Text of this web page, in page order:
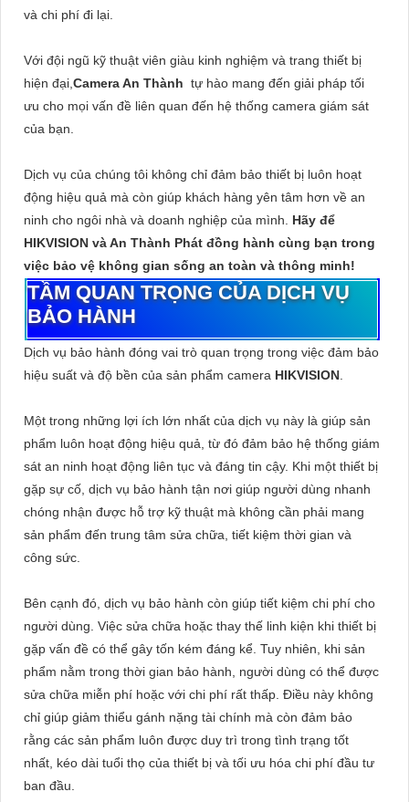
và chi phí đi lại.
Với đội ngũ kỹ thuật viên giàu kinh nghiệm và trang thiết bị
hiện đại, Camera An Thành tự hào mang đến giải pháp tối
ưu cho mọi vấn đề liên quan đến hệ thống camera giám sát
của bạn.
Dịch vụ của chúng tôi không chỉ đảm bảo thiết bị luôn hoạt
động hiệu quả mà còn giúp khách hàng yên tâm hơn về an
ninh cho ngôi nhà và doanh nghiệp của mình. Hãy để
HIKVISION và An Thành Phát đồng hành cùng bạn trong
việc bảo vệ không gian sống an toàn và thông minh!
TẦM QUAN TRỌNG CỦA DỊCH VỤ
BẢO HÀNH
Dịch vụ bảo hành đóng vai trò quan trọng trong việc đảm bảo
hiệu suất và độ bền của sản phẩm camera HIKVISION
Một trong những lợi ích lớn nhất của dịch vụ này là giúp sản
phẩm luôn hoạt động hiệu quả, từ đó đảm bảo hệ thống giám
sát an ninh hoạt động liên tục và đáng tin cậy. Khi một thiết bị
gặp sự cố, dịch vụ bảo hành tận nơi giúp người dùng nhanh
chóng nhận được hỗ trợ kỹ thuật mà không cần phải mang
sản phẩm đến trung tâm sửa chữa, tiết kiệm thời gian và
công sức.
Bên cạnh đó, dịch vụ bảo hành còn giúp tiết kiệm chi phí cho
người dùng. Việc sửa chữa hoặc thay thế linh kiện khi thiết bị
gặp vấn đề có thể gây tốn kém đáng kể. Tuy nhiên, khi sản
phẩm nằm trong thời gian bảo hành, người dùng có thể được
sửa chữa miễn phí hoặc với chi phí rất thấp. Điều này không
chỉ giúp giảm thiểu gánh nặng tài chính mà còn đảm bảo
rằng các sản phẩm luôn được duy trì trong tình trạng tốt
nhất, kéo dài tuổi thọ của thiết bị và tối ưu hóa chi phí đầu tư
ban đầu.